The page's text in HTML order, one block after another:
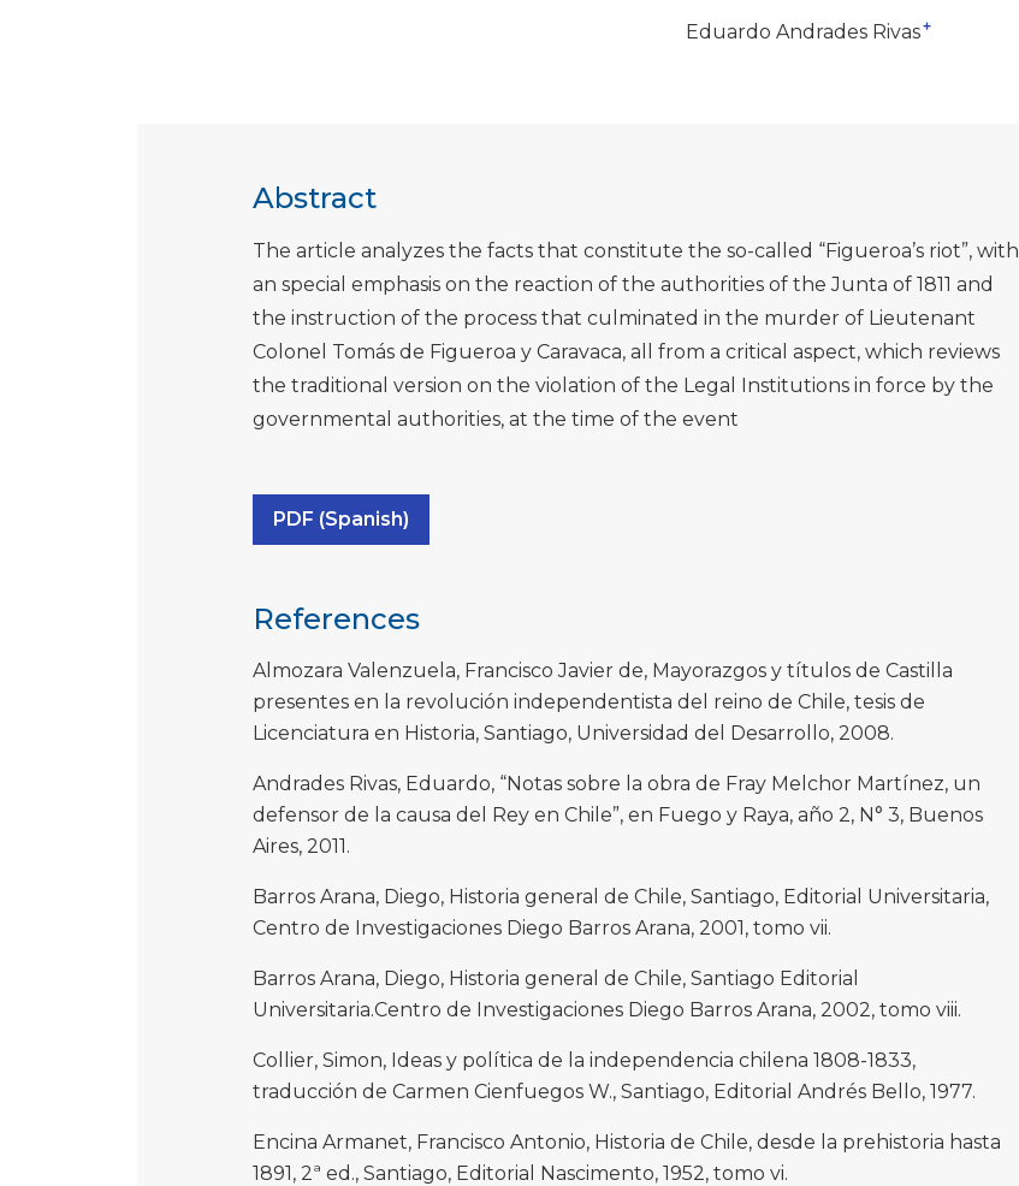
Eduardo Andrades Rivas+
Abstract
The article analyzes the facts that constitute the so-called “Figueroa’s riot”, with
an special emphasis on the reaction of the authorities of the Junta of 1811 and
the instruction of the process that culminated in the murder of Lieutenant
Colonel Tomás de Figueroa y Caravaca, all from a critical aspect, which reviews
the traditional version on the violation of the Legal Institutions in force by the
governmental authorities, at the time of the event
PDF (Spanish)
References
Almozara Valenzuela, Francisco Javier de, Mayorazgos y títulos de Castilla
presentes en la revolución independentista del reino de Chile, tesis de
Licenciatura en Historia, Santiago, Universidad del Desarrollo, 2008.
Andrades Rivas, Eduardo, “Notas sobre la obra de Fray Melchor Martínez, un
defensor de la causa del Rey en Chile”, en Fuego y Raya, año 2, N° 3, Buenos
Aires, 2011.
Barros Arana, Diego, Historia general de Chile, Santiago, Editorial Universitaria,
Centro de Investigaciones Diego Barros Arana, 2001, tomo vii.
Barros Arana, Diego, Historia general de Chile, Santiago Editorial
Universitaria.Centro de Investigaciones Diego Barros Arana, 2002, tomo viii.
Collier, Simon, Ideas y política de la independencia chilena 1808-1833,
traducción de Carmen Cienfuegos W., Santiago, Editorial Andrés Bello, 1977.
Encina Armanet, Francisco Antonio, Historia de Chile, desde la prehistoria hasta
1891, 2ª ed., Santiago, Editorial Nascimento, 1952, tomo vi.